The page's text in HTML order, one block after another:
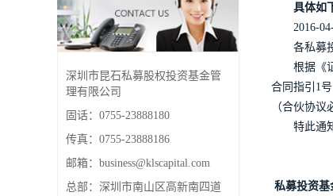
深圳市昆石私募股权投资基金管
理有限公司
固话：0755-23888180
传真：0755-23888186
邮箱：business@klscapital.com
总部：深圳市南山区高新南四道
具体如
2016-
各私募
根据《
合同指引1
（合伙协
特此通
私募投资基